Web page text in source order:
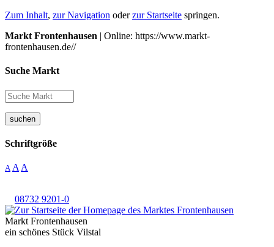
Zum Inhalt, zur Navigation oderzur Startseite springen.
Markt Frontenhausen | Online: https://www.markt-
frontenhausen.de//
Suche Markt
suchen
Schriftgröße
A A A
08732 9201-0
Markt Frontenhausen
ein schönes Stück Vilstal